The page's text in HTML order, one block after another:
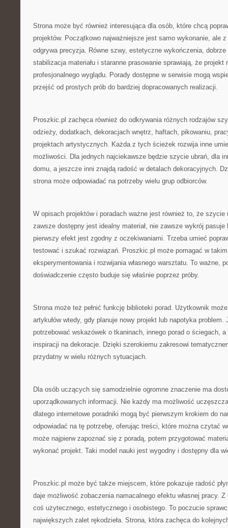
Strona może być również interesująca dla osób, które chcą
projektów. Początkowo najważniejsze jest samo wykonanie, ale
odgrywa precyzja. Równe szwy, estetyczne wykończenia, dobrze
stabilizacja materiału i staranne prasowanie sprawiają, że projekt
profesjonalnego wyglądu. Porady dostępne w serwisie mogą
przejść od prostych prób do bardziej dopracowanych realizacji.
Proszkic.pl zachęca również do odkrywania różnych rodzajów
odzieży, dodatkach, dekoracjach wnętrz, haftach, pikowaniu,
projektach artystycznych. Każda z tych ścieżek rozwija inne
możliwości. Dla jednych najciekawsze będzie szycie ubrań, dla
domu, a jeszcze inni znajdą radość w detalach dekoracyjnych.
strona może odpowiadać na potrzeby wielu grup odbiorców.
W opisach projektów i poradach ważne jest również to, że
zawsze dostępny jest idealny materiał, nie zawsze wykrój
pierwszy efekt jest zgodny z oczekiwaniami. Trzeba umieć
testować i szukać rozwiązań. Proszkic.pl może pomagać w
eksperymentowania i rozwijania własnego warsztatu. To ważne,
doświadczenie często buduje się właśnie poprzez próby.
Strona może też pełnić funkcję biblioteki porad. Użytkownik
artykułów wtedy, gdy planuje nowy projekt lub napotyka problem.
potrzebować wskazówek o tkaninach, innego porad o ściegach,
inspiracji na dekoracje. Dzięki szerokiemu zakresowi
przydatny w wielu różnych sytuacjach.
Dla osób uczących się samodzielnie ogromne znaczenie ma
uporządkowanych informacji. Nie każdy ma możliwość
dlatego internetowe poradniki mogą być pierwszym krokiem do
odpowiadać na tę potrzebę, oferując treści, które można czytać
może najpierw zapoznać się z poradą, potem przygotować
wykonać projekt. Taki model nauki jest wygodny i dostępny dla
Proszkic.pl może być także miejscem, które pokazuje radość
daje możliwość zobaczenia namacalnego efektu własnej pracy. Z
coś użytecznego, estetycznego i osobistego. To poczucie
największych zalet rękodzieła. Strona, która zachęca do